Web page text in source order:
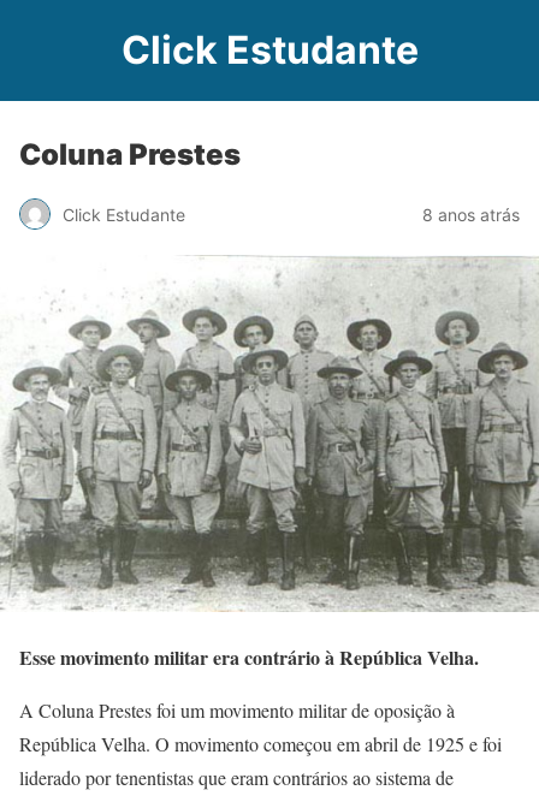
Click Estudante
Coluna Prestes
Click Estudante 8 anos atrás
Esse movimento militar era contrário à República Velha.
A Coluna Prestes foi um movimento militar de oposição à
República Velha. O movimento começou em abril de 1925 e foi
liderado por tenentistas que eram contrários ao sistema de